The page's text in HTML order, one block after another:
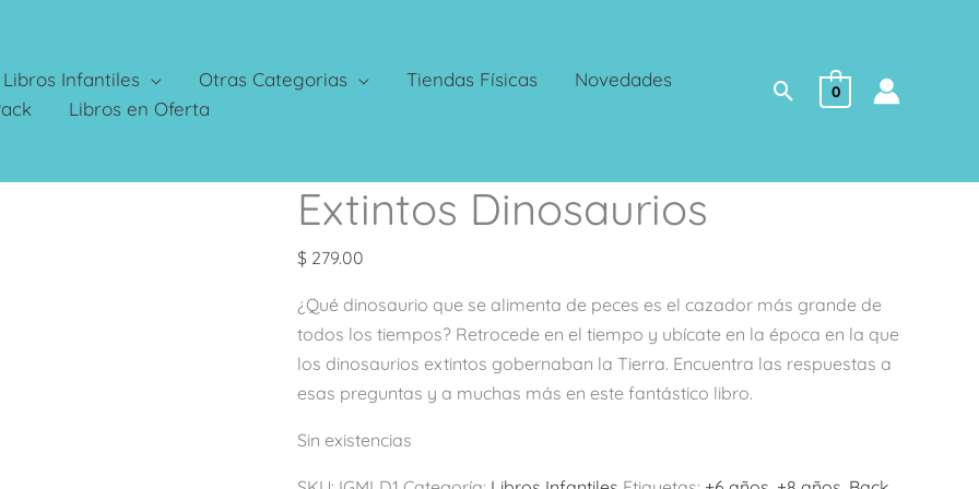
Libros Infantiles Otras Categorias Tiendas Físicas
Novedades
Libros en Oferta Buscar
0
Extintos Dinosaurios
$ 279.00
¿Qué dinosaurio que se alimenta de peces es el cazador más grande de
todos los tiempos? Retrocede en el tiempo y ubícate en la época en la que
los dinosaurios extintos gobernaban la Tierra. Encuentra las respuestas a
esas preguntas y a muchas más en este fantástico libro.
Sin existencias